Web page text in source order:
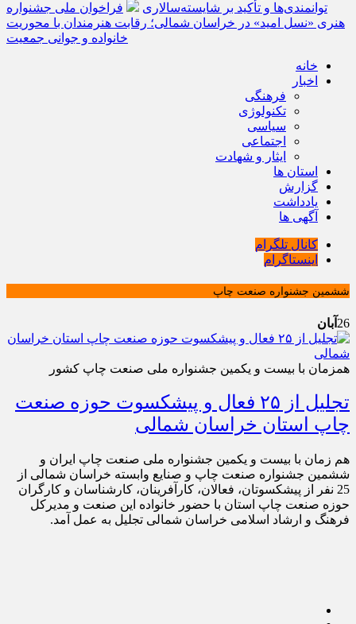
توانمندی‌ها و تأکید بر شایسته‌سالاری
فراخوان ملی جشنواره
هنری «نسل امید» در خراسان شمالی؛ رقابت هنرمندان با محوریت
خانواده و جوانی جمعیت
خانه
اخبار
فرهنگی
تکنولوژی
سیاسی
اجتماعی
ایثار و شهادت
استان ها
گزارش
یادداشت
آگهی ها
کانال تلگرام
اینستاگرام
ششمین جشنواره صنعت چاپ
26 آبان
همزمان با بیست و یکمین جشنواره ملی صنعت چاپ کشور
تجلیل از ۲۵ فعال و پیشکسوت حوزه صنعت
چاپ استان خراسان شمالی
هم زمان با بیست و یکمین جشنواره ملی صنعت چاپ ایران و
ششمین جشنواره صنعت چاپ و صنایع وابسته خراسان شمالی از
25 نفر از پیشکسوتان، فعالان، کارآفرینان، کارشناسان و کارگران
حوزه صنعت چاپ استان با حضور خانواده این صنعت و مدیرکل
فرهنگ و ارشاد اسلامی خراسان شمالی تجلیل به عمل آمد.